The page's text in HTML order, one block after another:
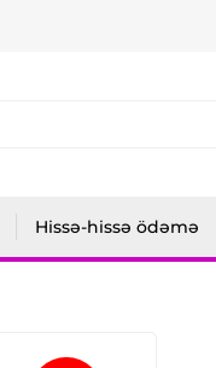
Hissə-hissə ödəmə